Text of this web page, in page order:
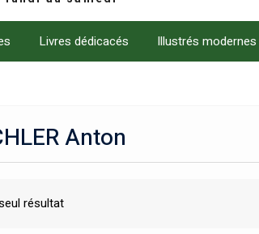
Livres dédicacés Illustrés modernes
Anton
résultat